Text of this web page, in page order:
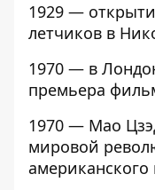
1929 —
летчиков в
1970 — в
премьера
1970 — Мао
мировой